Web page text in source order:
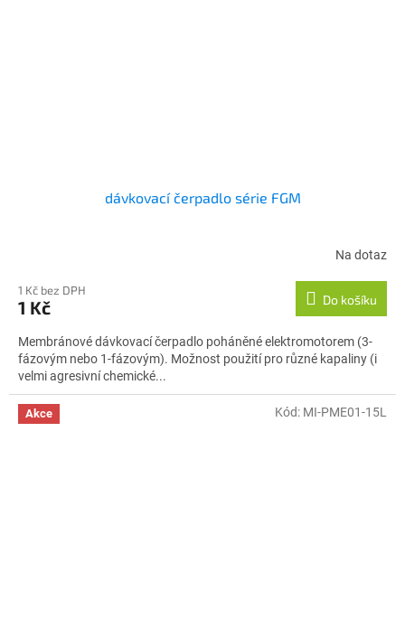
dávkovací čerpadlo série FGM
Na dotaz
1 Kč bez DPH
1 Kč Do košíku
Membránové dávkovací čerpadlo poháněné elektromotorem (3-
fázovým nebo 1-fázovým). Možnost použití pro různé kapaliny (i
velmi agresivní chemické...
Akce Kód: MI-PME01-15L